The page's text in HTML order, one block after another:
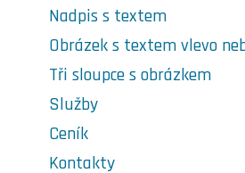
Nadpis s textem
Obrázek s textem vlevo
Tři sloupce s obrázkem
Služby
Ceník
Kontakty